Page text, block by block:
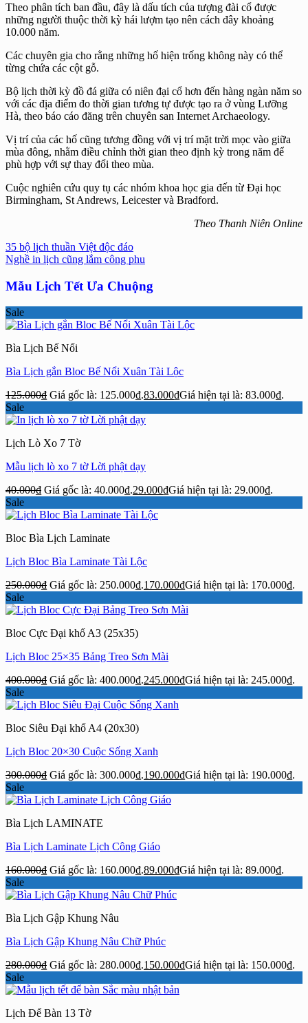
Theo phân tích ban đầu, đây là dấu tích của tượng đài cổ được
những người thuộc thời kỳ hái lượm tạo nên cách đây khoảng
10.000 năm.
Các chuyên gia cho rằng những hố hiện trống không này có thể
từng chứa các cột gỗ.
Bộ lịch thời kỳ đồ đá giữa có niên đại cổ hơn đến hàng ngàn năm so
với các địa điểm đo thời gian tương tự được tạo ra ở vùng Lưỡng
Hà, theo báo cáo đăng trên chuyên san Internet Archaeology.
Vị trí của các hố cũng tương đồng với vị trí mặt trời mọc vào giữa
mùa đông, nhằm điều chỉnh thời gian theo định kỳ trong năm để
phù hợp với sự thay đổi theo mùa.
Cuộc nghiên cứu quy tụ các nhóm khoa học gia đến từ Đại học
Birmingham, St Andrews, Leicester và Bradford.
Theo Thanh Niên Online
35 bộ lịch thuần Việt độc đáo
Nghề in lịch cũng lắm công phu
Mẫu Lịch Tết Ưa Chuộng
Sale
Bìa Lịch Bế Nổi
Bìa Lịch gắn Bloc Bế Nổi Xuân Tài Lộc
125.000₫ Giá gốc là: 125.000₫.83.000₫Giá hiện tại là: 83.000₫.
Sale
Lịch Lò Xo 7 Tờ
Mẫu lịch lò xo 7 tờ Lời phật dạy
40.000₫ Giá gốc là: 40.000₫.29.000₫Giá hiện tại là: 29.000₫.
Sale
Bloc Bìa Lịch Laminate
Lịch Bloc Bìa Laminate Tài Lộc
250.000₫ Giá gốc là: 250.000₫.170.000₫Giá hiện tại là: 170.000₫.
Sale
Bloc Cực Đại khổ A3 (25x35)
Lịch Bloc 25×35 Bảng Treo Sơn Mài
400.000₫ Giá gốc là: 400.000₫.245.000₫Giá hiện tại là: 245.000₫.
Sale
Bloc Siêu Đại khổ A4 (20x30)
Lịch Bloc 20×30 Cuộc Sống Xanh
300.000₫ Giá gốc là: 300.000₫.190.000₫Giá hiện tại là: 190.000₫.
Sale
Bìa Lịch LAMINATE
Bìa Lịch Laminate Lịch Công Giáo
160.000₫ Giá gốc là: 160.000₫.89.000₫Giá hiện tại là: 89.000₫.
Sale
Bìa Lịch Gập Khung Nâu
Bìa Lịch Gập Khung Nâu Chữ Phúc
280.000₫ Giá gốc là: 280.000₫.150.000₫Giá hiện tại là: 150.000₫.
Sale
Lịch Để Bàn 13 Tờ